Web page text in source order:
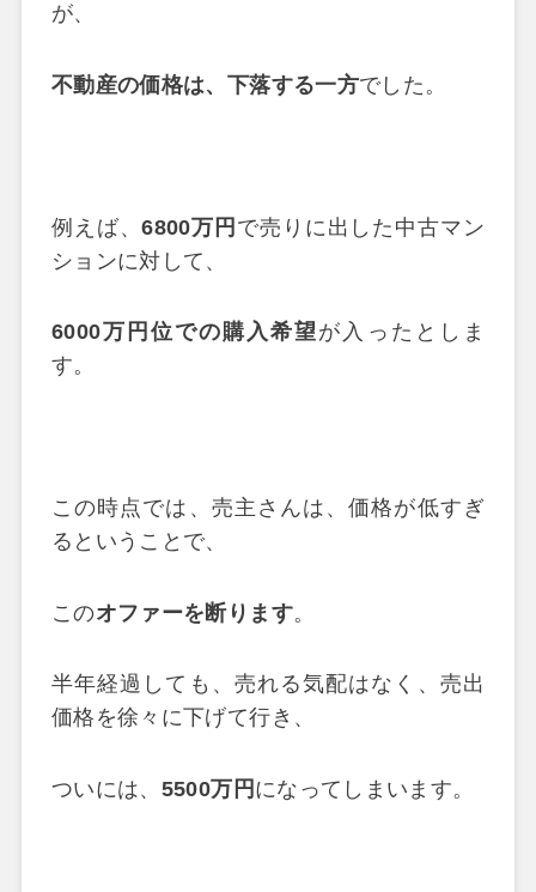
が、
不動産の価格は、下落する一方でした。
例えば、6800万円 で売りに出した中古マン
ションに対して、
6000万円位での購入希望が入ったとしま
す。
この時点では、売主さんは、価格が低すぎ
るということで、
このオファーを断ります。
半年経過しても、売れる気配はなく、売出
価格を徐々に下げて行き、
ついには、 5500万円 になってしまいます。